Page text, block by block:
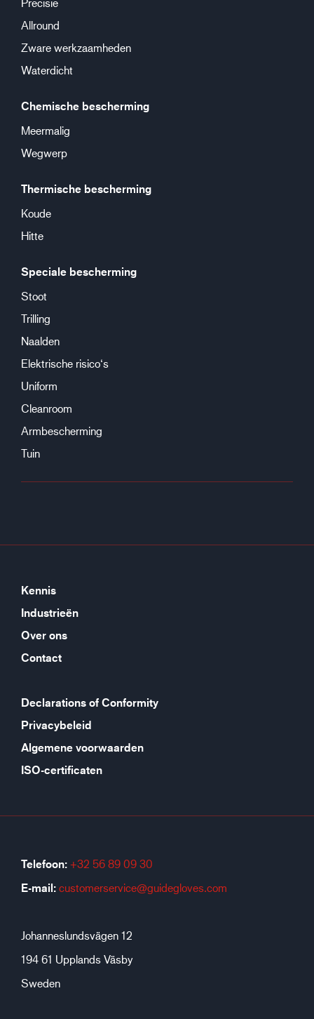
Allround
Zware werkzaamheden
Waterdicht
Chemische bescherming
Meermalig
Wegwerp
Thermische bescherming
Koude
Hitte
Speciale bescherming
Stoot
Trilling
Naalden
Elektrische risico‘s
Uniform
Cleanroom
Armbescherming
Tuin
Kennis
Industrieën
Over ons
Contact
Declarations of Conformity
Privacybeleid
Algemene voorwaarden
ISO-certificaten
Telefoon: +32 56 89 09 30
E-mail: customerservice@guidegloves.com
Johanneslundsvägen 12
194 61 Upplands Väsby
Sweden